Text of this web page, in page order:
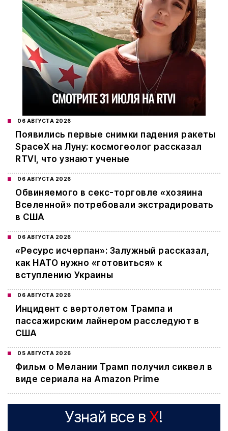
06 АВГУСТА 2026
Появились первые снимки падения ракеты
SpaceX на Луну: космогеолог рассказал
RTVI, что узнают ученые
06 АВГУСТА 2026
Обвиняемого в секс-торговле «хозяина
Вселенной» потребовали экстрадировать
в США
06 АВГУСТА 2026
«Ресурс исчерпан»: Залужный рассказал,
как НАТО нужно «готовиться» к
вступлению Украины
06 АВГУСТА 2026
Инцидент с вертолетом Трампа и
пассажирским лайнером расследуют в
США
05 АВГУСТА 2026
Фильм о Мелании Трамп получил сиквел в
виде сериала на Amazon Prime
Узнай все в X!